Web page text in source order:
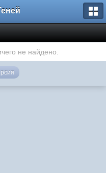
не найдено.